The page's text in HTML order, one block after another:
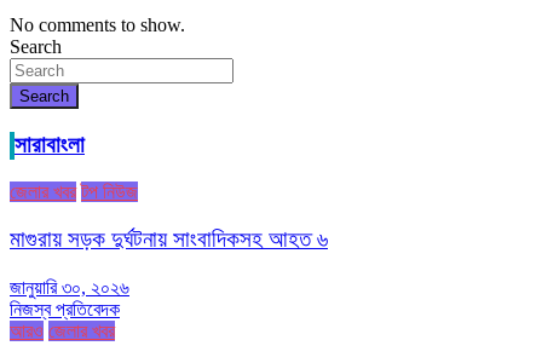
No comments to show.
Search
Search
সারাবাংলা
জেলার খবর টপ নিউজ
মাগুরায় সড়ক দুর্ঘটনায় সাংবাদিকসহ আহত ৬
জানুয়ারি ৩০, ২০২৬
নিজস্ব প্রতিবেদক
আরও জেলার খবর